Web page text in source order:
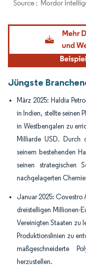
Bild © Mordor Intelligence.
Jüngste
März 2025: Haldia
in Indien, stellte seinen
in Westbengalen zu
Milliarde USD. Durch
seinem bestehenden
seinen strategischen
nachgelagerten
Januar 2025: Covestro
dreistelligen Millionen-
Vereinigten Staaten zu
Produktionslinien zu
maßgeschneiderte
herzustellen.